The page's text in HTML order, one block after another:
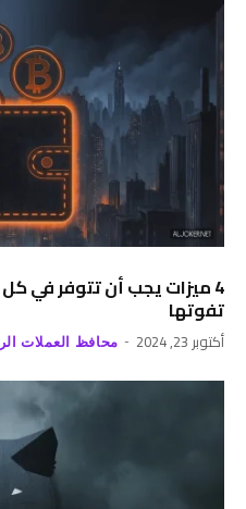
4 ميزات يجب أن تتوفر في
تفوتها
أكتوبر 23, 2024 محافظ العملات